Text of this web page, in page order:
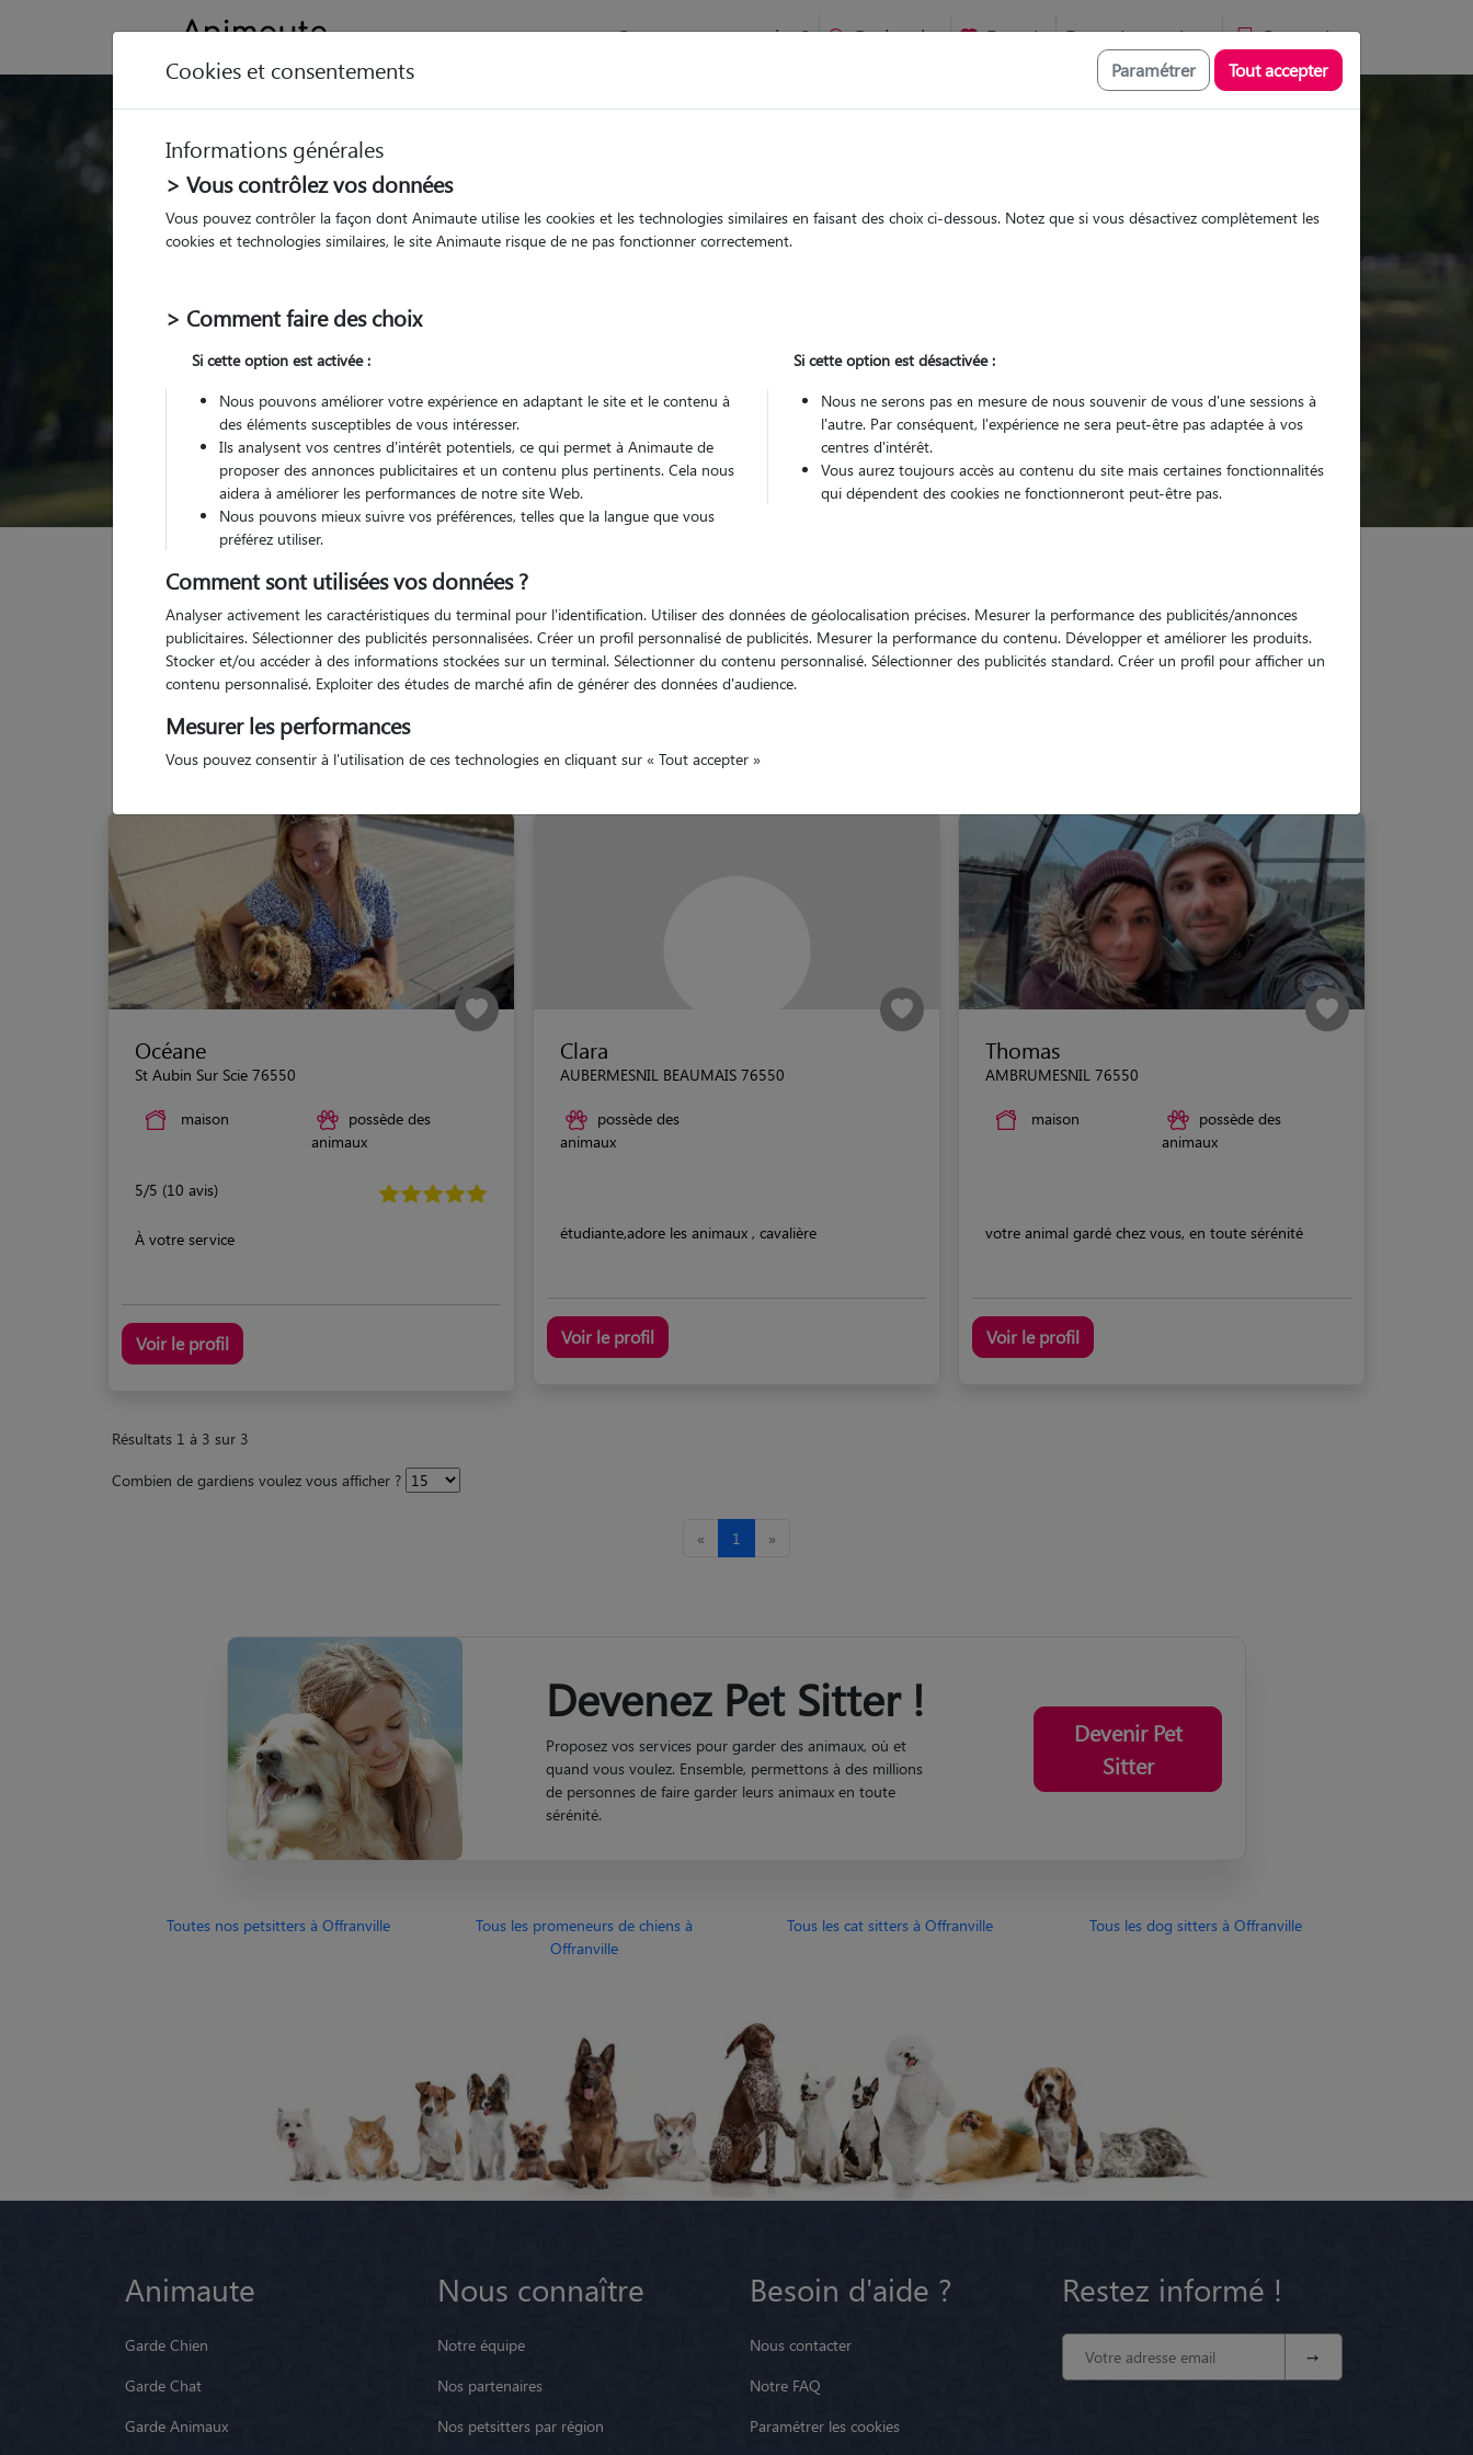
Comment ça marche ? Recherche Favoris Devenir pet sitter Connexion
Trouvez votre gardien idéal !
Parmi nospet sitters vérifiés chez le Pet Sitter
chez le Pet Sitter Visites
Visites
Pour quel animal ?
Trouver mon Pet Sitter
Garde animaux France Normandie Seine-Maritime
Océane
St Aubin Sur Scie 76550
maison
possède des
animaux
5/5 (10 avis)
À votre service
Voir le profil
Clara
AUBERMESNIL BEAUMAIS 76550
possède des
animaux
étudiante,adore les animaux , cavalière
Voir le profil
Thomas
AMBRUMESNIL 76550
maison
possède des
animaux
votre animal gardé chez vous, en toute sérénité
Voir le profil
Résultats 1 à 3 sur 3
Combien de gardiens voulez vous afficher ?
« 1 »
Devenez Pet Sitter !
Proposez vos services pour garder des animaux, où et
quand vous voulez. Ensemble, permettons à des millions
de personnes de faire garder leurs animaux en toute
sérénité.
Devenir Pet
Sitter
Toutes nos petsitters à Offranville
Tous les promeneurs de chiens à
Offranville
Tous les cat sitters à Offranville Tous les dog sitters à Offranville
Animaute
Garde Chien
Garde Chat
Garde Animaux
Nous connaître
Notre équipe
Nos partenaires
Nos petsitters par région
Besoin d'aide ?
Nous contacter
Notre FAQ
Paramétrer les cookies
Restez informé !
Cookies et consentements Paramétrer Tout accepter
Informations générales
> Vous contrôlez vos données
Vous pouvez contrôler la façon dont Animaute utilise les cookies et les technologies similaires en faisant des choix ci-dessous. Notez que si vous désactivez complètement les
cookies et technologies similaires, le site Animaute risque de ne pas fonctionner correctement.
> Comment faire des choix
Si cette option est activée :
Nous pouvons améliorer votre expérience en adaptant le site et le contenu à
des éléments susceptibles de vous intéresser.
Ils analysent vos centres d'intérêt potentiels, ce qui permet à Animaute de
proposer des annonces publicitaires et un contenu plus pertinents. Cela nous
aidera à améliorer les performances de notre site Web.
Nous pouvons mieux suivre vos préférences, telles que la langue que vous
préférez utiliser.
Si cette option est désactivée :
Nous ne serons pas en mesure de nous souvenir de vous d'une sessions à
l'autre. Par conséquent, l'expérience ne sera peut-être pas adaptée à vos
centres d'intérêt.
Vous aurez toujours accès au contenu du site mais certaines fonctionnalités
qui dépendent des cookies ne fonctionneront peut-être pas.
Comment sont utilisées vos données ?
Analyser activement les caractéristiques du terminal pour l'identification. Utiliser des données de géolocalisation précises. Mesurer la performance des publicités/annonces
publicitaires. Sélectionner des publicités personnalisées. Créer un profil personnalisé de publicités. Mesurer la performance du contenu. Développer et améliorer les produits.
Stocker et/ou accéder à des informations stockées sur un terminal. Sélectionner du contenu personnalisé. Sélectionner des publicités standard. Créer un profil pour afficher un
contenu personnalisé. Exploiter des études de marché afin de générer des données d'audience.
Mesurer les performances
Vous pouvez consentir à l'utilisation de ces technologies en cliquant sur « Tout accepter »